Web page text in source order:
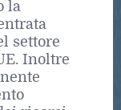
la
settore
Inoltre